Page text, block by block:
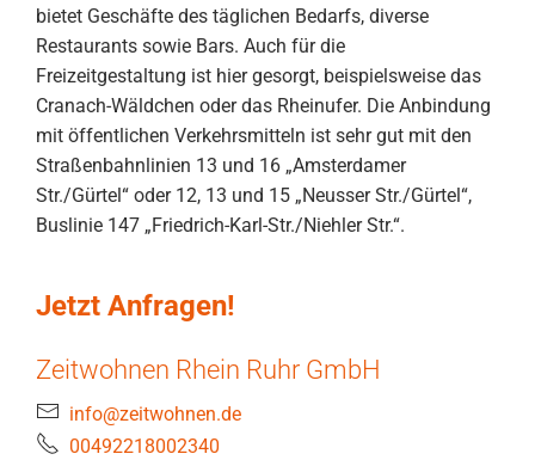
bietet Geschäfte des täglichen Bedarfs, diverse
Restaurants sowie Bars. Auch für die
Freizeitgestaltung ist hier gesorgt, beispielsweise das
Cranach-Wäldchen oder das Rheinufer. Die Anbindung
mit öffentlichen Verkehrsmitteln ist sehr gut mit den
Straßenbahnlinien 13 und 16 „Amsterdamer
Str./Gürtel“ oder 12, 13 und 15 „Neusser Str./Gürtel“,
Buslinie 147 „Friedrich-Karl-Str./Niehler Str.“.
Jetzt Anfragen!
Zeitwohnen Rhein Ruhr GmbH
info@zeitwohnen.de
00492218002340